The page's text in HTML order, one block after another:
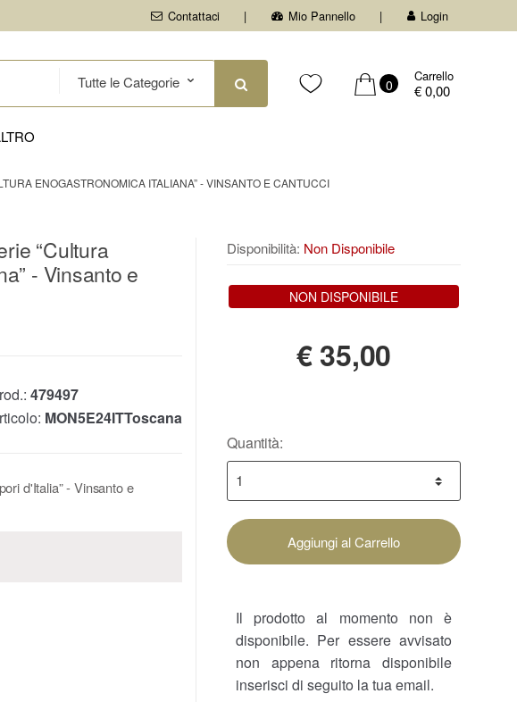
Contattaci Mio Pannello Login
0
Carrello
€ 0,00
ENOGASTRONOMICA ITALIANA” - VINSANTO E CANTUCCI
“Cultura
- Vinsanto e
479497
MON5E24ITToscana
d'Italia” - Vinsanto e
Disponibilità: Non Disponibile
NON DISPONIBILE
€35,00
Quantità:
Aggiungi al Carrello
Il prodotto al momento non è
disponibile. Per essere avvisato
non appena ritorna disponibile
inserisci di seguito la tua email.